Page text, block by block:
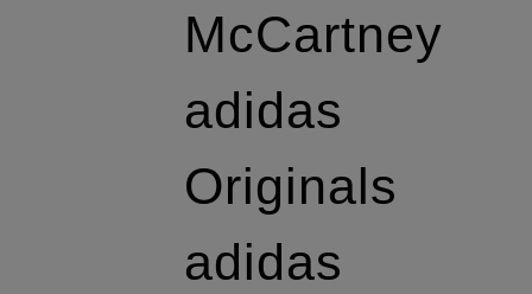
McCartney
adidas
Originals
adidas